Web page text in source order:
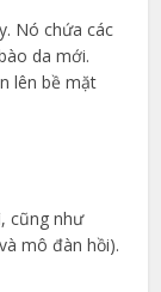
Nó chứa các
da mới.
lên bề mặt
cũng như
mô đàn hồi).